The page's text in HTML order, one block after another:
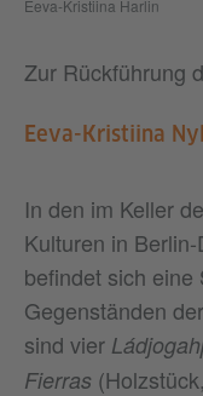
Eeva-Kristiina Harlin
Zur Rückführung
Eeva-Kristiina
In den im Keller
Kulturen in
befindet sich eine
Gegenständen
sind vier
Fierras